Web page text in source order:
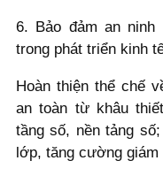
6. Bảo đảm an
trong phát triển kinh
Hoàn thiện thể chế
an toàn từ khâu
tầng số, nền tảng
lớp, tăng cường